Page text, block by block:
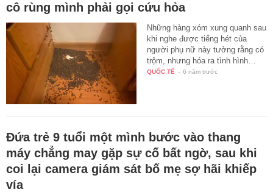
cô rùng mình phải gọi cứu hỏa
Những hàng xóm xung quanh sau
khi nghe được tiếng hét của
người phụ nữ này tưởng rằng có
trộm, nhưng hóa ra tình hình…
QUỐC TẾ - 6 năm trước
Đứa trẻ 9 tuổi một mình bước vào thang
máy chẳng may gặp sự cố bất ngờ, sau khi
coi lại camera giám sát bố mẹ sợ hãi khiếp
vía